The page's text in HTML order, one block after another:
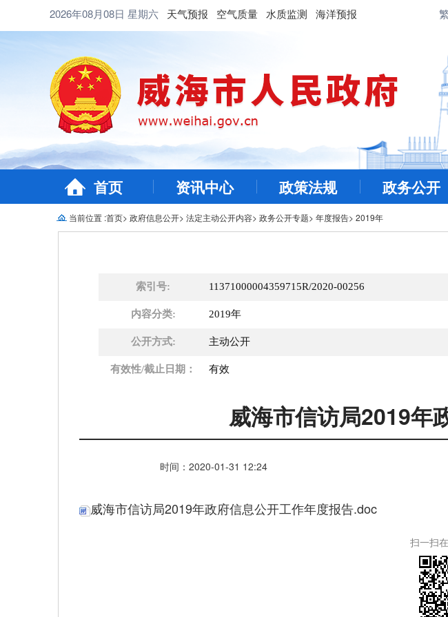
2026年08月08日 星期六 天气预报 空气质量 水质监测 海洋预报
首页 资讯中心 政策法规 政务公开
当前位置 :首页> 政府信息公开> 法定主动公开内容> 政务公开专题> 年度报告> 2019年
索引号: 11371000004359715R/2020-00256
内容分类: 2019年
公开方式: 主动公开
有效性/截止日期： 有效
威海市信访局2019年
时间： 2020-01-31 12:24
威海市信访局2019年政府信息公开工作年度报告.doc
扫一扫